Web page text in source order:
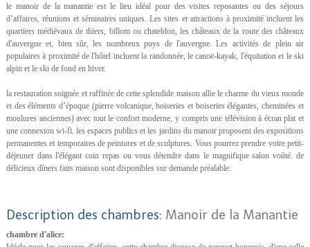
le manoir de la manantie est le lieu idéal pour des visites reposantes ou des séjours
d’affaires, réunions et séminaires uniques. Les sites et attractions à proximité incluent les
quartiers médiévaux de thiers, billom ou chateldon, les châteaux de la route des châteaux
d'auvergne et, bien sûr, les nombreux puys de l'auvergne. Les activités de plein air
populaires à proximité de l'hôtel incluent la randonnée, le canoë-kayak, l'équitation et le ski
alpin et le ski de fond en hiver.
la restauration soignée et raffinée de cette splendide maison allie le charme du vieux monde
et des éléments d’époque (pierre volcanique, boiseries et boiseries élégantes, cheminées et
moulures anciennes) avec tout le confort moderne, y compris une télévision à écran plat et
une connexion wi-fi. les espaces publics et les jardins du manoir proposent des expositions
permanentes et temporaires de peintures et de sculptures. Vous pourrez prendre votre petit-
déjeuner dans l'élégant coin repas ou vous détendre dans le magnifique salon voûté. de
délicieux dîners faits maison sont disponibles sur demande préalable.
Description des chambres: Manoir de la Manantie
chambre d'alice: